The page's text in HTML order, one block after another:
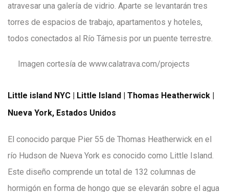
atravesar una galería de vidrio. Aparte se levantarán tres
torres de espacios de trabajo, apartamentos y hoteles,
todos conectados al Río Támesis por un puente terrestre.
Imagen cortesía de www.calatrava.com/projects
Little island NYC | Little Island | Thomas Heatherwick |
Nueva York, Estados Unidos
El conocido parque Pier 55 de Thomas Heatherwick en el
río Hudson de Nueva York es conocido como Little Island.
Este diseño comprende un total de 132 columnas de
hormigón en forma de hongo que se elevarán sobre el agua